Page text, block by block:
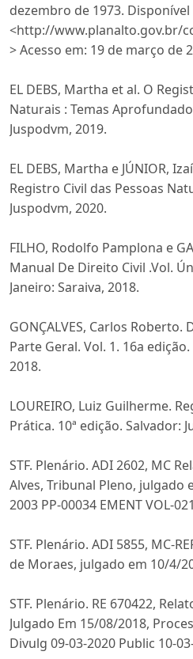
dezembro de 1973. Disponível
<http://www.planalto.gov.br/
> Acesso em: 19 de março de
EL DEBS, Martha et al. O
Naturais : Temas
Juspodvm, 2019.
EL DEBS, Martha e JÚNIOR,
Registro Civil das Pessoas
Juspodvm, 2020.
FILHO, Rodolfo Pamplona e
Manual De Direito Civil .Vol.
Janeiro: Saraiva, 2018.
GONÇALVES, Carlos
Parte Geral. Vol. 1. 16a
2018.
LOUREIRO, Luiz Guilherme.
Prática. 10ª edição. Salvador:
STF. Plenário. ADI 2602, MC
Alves, Tribunal Pleno, julgado
2003 PP-00034 EMENT VOL-
STF. Plenário. ADI 5855, MC-
de Moraes, julgado em 10/4/
STF. Plenário. RE 670422,
Julgado Em 15/08/2018,
Divulg 09-03-2020 Public 10-